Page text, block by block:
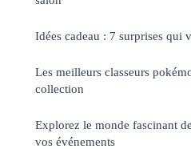
Idées cadeau : 7 surprises qui
Les meilleurs classeurs
collection
Explorez le monde fascinant
vos événements